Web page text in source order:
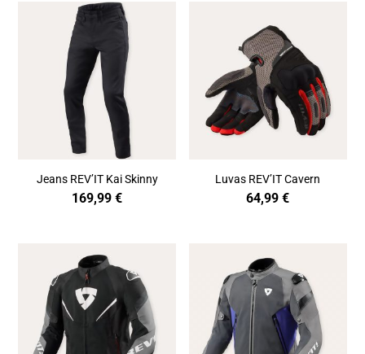
Jeans REV’IT Kai Skinny
169,99€
Luvas REV’IT Cavern
64,99€